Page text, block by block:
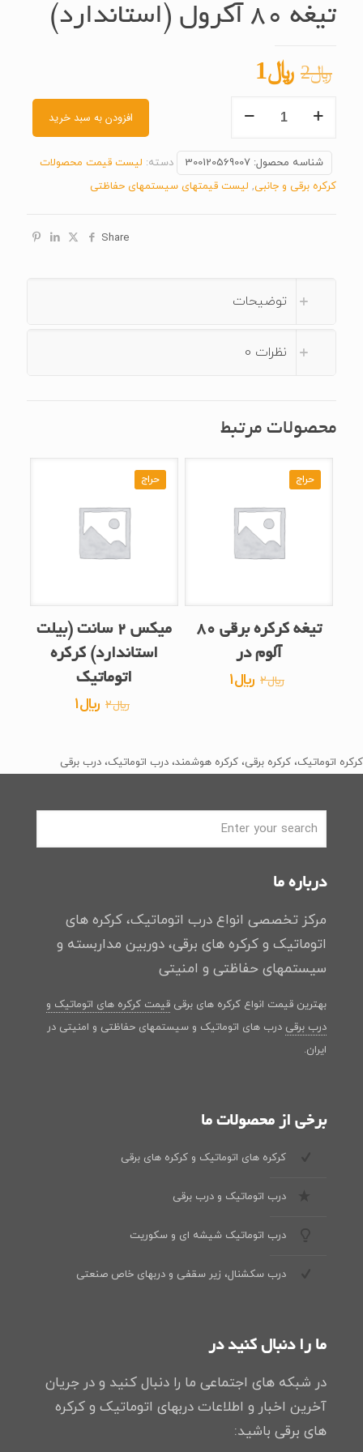
تیغه ۸۰ آکرول (استاندارد)
﷼2 قیمت
اصلی
﷼1
آکرول
(استاندارد)
افزودن به سبد خرید
شناسه محصول: 300120569007 دسته: لیست قیمت محصولات
کرکره برقی و جانبی, لیست قیمتهای سیستمهای حفاظتی
Share
توضیحات
نظرات 0
محصولات مرتبط
حراج
تیغه کرکره برقی ۸۰
آلوم‌ در
﷼2 قیمت
﷼1
حراج
میکس ۲ سانت (بیلت
استاندارد) کرکره
اتوماتیک
﷼2 قیمت
بود.
﷼1قیمت
است.کرکره اتوماتیک، کرکره برقی، کرکره هوشمند، درب اتوماتیک، درب برقی
درباره ما
مرکز تخصصی انواع درب اتوماتیک، کرکره های
اتوماتیک و کرکره های برقی، دوربین مداربسته و
سیستمهای حفاظتی و امنیتی
بهترین قیمت انواع کرکره های برقی قیمت کرکره های اتوماتیک و
درب برقی درب های اتوماتیک و سیستمهای حفاظتی و امنیتی در
ایران.
برخی از محصولات ما
کرکره های اتوماتیک و کرکره های برقی
درب اتوماتیک و درب برقی
درب اتوماتیک شیشه ای و سکوریت
درب سکشنال، زیر سقفی و دربهای خاص صنعتی
ما را دنبال کنید در
در شبکه های اجتماعی ما را دنبال کنید و در جریان
آخرین اخبار و اطلاعات دربهای اتوماتیک و کرکره
های برقی باشید: